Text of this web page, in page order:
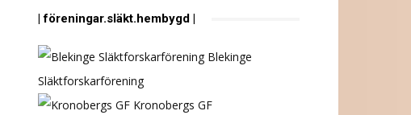
| föreningar.släkt.hembygd |
Blekinge
Släktforskarförening
Kronobergs GF